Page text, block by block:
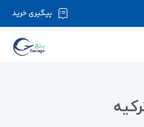
با سرور قطع می باشد لطفا
پیگیری خرید